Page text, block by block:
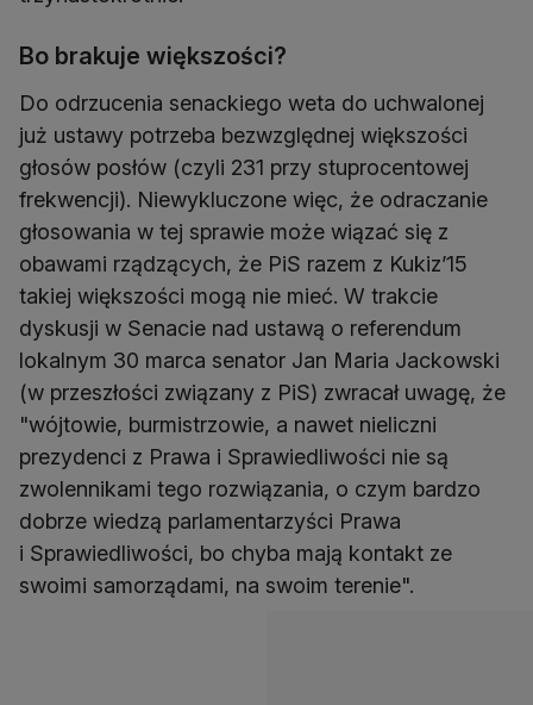
Bo brakuje większości?
Do odrzucenia senackiego weta do uchwalonej
już ustawy potrzeba bezwzględnej większości
głosów posłów (czyli 231 przy stuprocentowej
frekwencji). Niewykluczone więc, że odraczanie
głosowania w tej sprawie może wiązać się z
obawami rządzących, że PiS razem z Kukiz’15
takiej większości mogą nie mieć. W trakcie
dyskusji w Senacie nad ustawą o referendum
lokalnym 30 marca senator Jan Maria Jackowski
(w przeszłości związany z PiS) zwracał uwagę, że
"wójtowie, burmistrzowie, a nawet nieliczni
prezydenci z Prawa i Sprawiedliwości nie są
zwolennikami tego rozwiązania, o czym bardzo
dobrze wiedzą parlamentarzyści Prawa
i Sprawiedliwości, bo chyba mają kontakt ze
swoimi samorządami, na swoim terenie".